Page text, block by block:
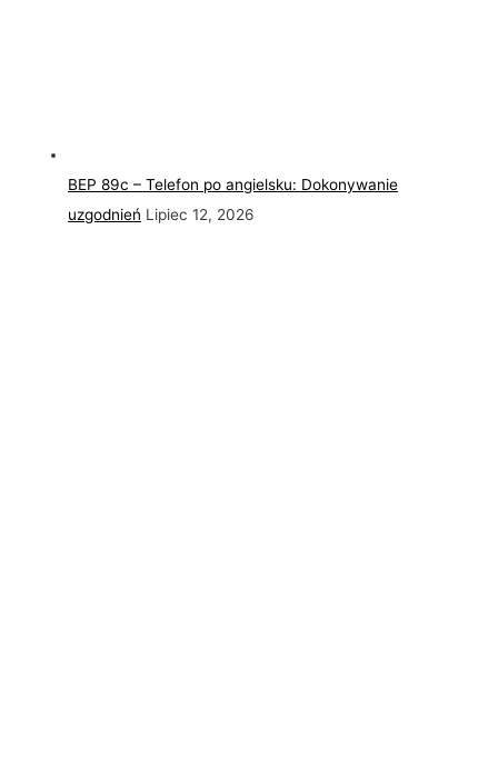
BEP 89c – Telefon po angielsku: Dokonywanie
uzgodnień Lipiec 12, 2026